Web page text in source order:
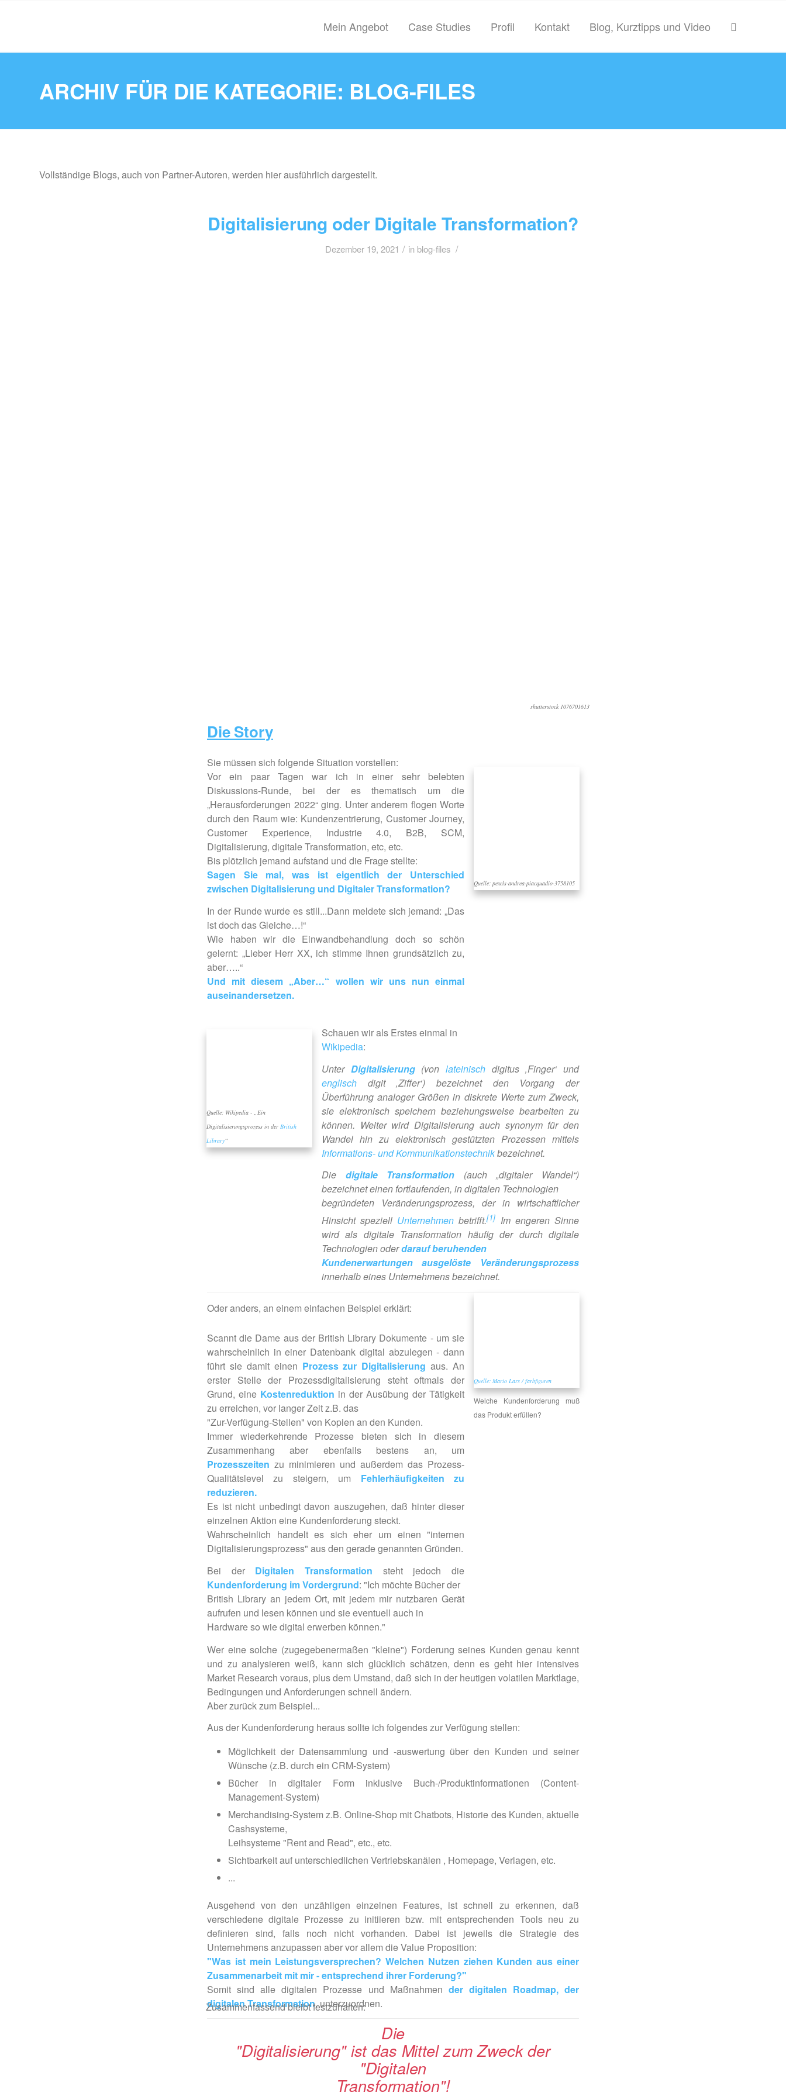
Mein Angebot Case Studies Profil Kontakt Blog, Kurztipps und Video
ARCHIV FÜR DIE KATEGORIE: BLOG-FILES
Vollständige Blogs, auch von Partner-Autoren, werden hier ausführlich dargestellt.
Digitalisierung oder Digitale Transformation?
Dezember 19, 2021 / in blog-files /
shutterstock 1076701613
Die Story
Sie müssen sich folgende Situation vorstellen:
Vor ein paar Tagen war ich in einer sehr belebten
Diskussions-Runde, bei der es thematisch um die
„Herausforderungen 2022“ ging. Unter anderem flogen Worte
durch den Raum wie: Kundenzentrierung, Customer Journey,
Customer Experience, Industrie 4.0, B2B, SCM,
Digitalisierung, digitale Transformation, etc, etc.
Bis plötzlich jemand aufstand und die Frage stellte:
Sagen Sie mal, was ist eigentlich der Unterschied
zwischen Digitalisierung und Digitaler Transformation?
In der Runde wurde es still...Dann meldete sich jemand: „Das
ist doch das Gleiche…!“
Wie haben wir die Einwandbehandlung doch so schön
gelernt: „Lieber Herr XX, ich stimme Ihnen grundsätzlich zu,
aber…..“
Und mit diesem „Aber…“ wollen wir uns nun einmal
auseinandersetzen.
Quelle: pexels-andrea-piacquadio-3758105
Quelle: Wikipedia - „Ein
Digitalisierungsprozess in der British
Library“
Schauen wir als Erstes einmal in
Wikipedia:
Unter Digitalisierung(von lateinischdigitus ‚Finger‘ und
englischdigit ‚Ziffer‘) bezeichnet den Vorgang der
Überführung analoger Größen in diskrete Werte zum Zweck,
sie elektronisch speichern beziehungsweise bearbeiten zu
können. Weiter wird Digitalisierung auch synonym für den
Wandel hin zu elektronisch gestützten Prozessen mittels
Informations- und Kommunikationstechnikbezeichnet.
Die digitale Transformation (auch „digitaler Wandel“)
bezeichnet einen fortlaufenden, in digitalen Technologien
begründeten Veränderungsprozess, der in wirtschaftlicher
Hinsicht speziell Unternehmen betrifft.[1] Im engeren Sinne
wird als digitale Transformation häufig der durch digitale
Technologien oderdarauf beruhenden
Kundenerwartungenausgelöste Veränderungsprozess
innerhalb eines Unternehmens bezeichnet.
Oder anders, an einem einfachen Beispiel erklärt:
Scannt die Dame aus der British Library Dokumente - um sie
wahrscheinlich in einer Datenbank digital abzulegen - dann
führt sie damit einen Prozess zur Digitalisierung aus. An
erster Stelle der Prozessdigitalisierung steht oftmals der
Grund, eine Kostenreduktion in der Ausübung der Tätigkeit
zu erreichen, vor langer Zeit z.B. das
"Zur-Verfügung-Stellen" von Kopien an den Kunden.
Immer wiederkehrende Prozesse bieten sich in diesem
Zusammenhang aber ebenfalls bestens an, um
Prozesszeiten zu minimieren und außerdem das Prozess-
Qualitätslevel zu steigern, um Fehlerhäufigkeiten zu
reduzieren.
Es ist nicht unbedingt davon auszugehen, daß hinter dieser
einzelnen Aktion eine Kundenforderung steckt.
Wahrscheinlich handelt es sich eher um einen "internen
Digitalisierungsprozess" aus den gerade genannten Gründen.
Bei der Digitalen Transformation steht jedoch die
Kundenforderung im Vordergrund: "Ich möchte Bücher der
British Library an jedem Ort, mit jedem mir nutzbaren Gerät
aufrufen und lesen können und sie eventuell auch in
Hardware so wie digital erwerben können."
Quelle: Mario Lars / farbfiguren
Welche Kundenforderung muß
das Produkt erfüllen?
Wer eine solche (zugegebenermaßen "kleine") Forderung seines Kunden genau kennt
und zu analysieren weiß, kann sich glücklich schätzen, denn es geht hier intensives
Market Research voraus, plus dem Umstand, daß sich in der heutigen volatilen Marktlage,
Bedingungen und Anforderungen schnell ändern.
Aber zurück zum Beispiel...
Aus der Kundenforderung heraus sollte ich folgendes zur Verfügung stellen:
Möglichkeit der Datensammlung und -auswertung über den Kunden und seiner
Wünsche (z.B. durch ein CRM-System)
Bücher in digitaler Form inklusive Buch-/Produktinformationen (Content-
Management-System)
Merchandising-System z.B. Online-Shop mit Chatbots, Historie des Kunden, aktuelle
Cashsysteme,
Leihsysteme "Rent and Read", etc., etc.
Sichtbarkeit auf unterschiedlichen Vertriebskanälen , Homepage, Verlagen, etc.
...
Ausgehend von den unzähligen einzelnen Features, ist schnell zu erkennen, daß
verschiedene digitale Prozesse zu initiieren bzw. mit entsprechenden Tools neu zu
definieren sind, falls noch nicht vorhanden. Dabei ist jeweils die Strategie des
Unternehmens anzupassen aber vor allem die Value Proposition:
"Was ist mein Leistungsversprechen? Welchen Nutzen ziehen Kunden aus einer
Zusammenarbeit mit mir - entsprechend ihrer Forderung?"
Somit sind alle digitalen Prozesse und Maßnahmen der digitalen Roadmap, der
digitalen Transformation, unterzuordnen.
Zusammenfassend bleibt festzuhalten:
Die
"Digitalisierung" ist das Mittel zum Zweck der
"Digitalen
Transformation"!